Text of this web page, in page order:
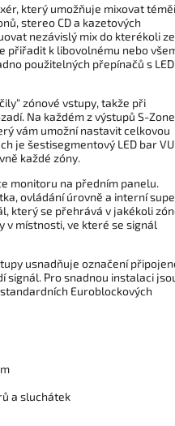
který umožňuje mixovat
stereo CD a kazetových
nezávislý mix do kterékoli ze
přiřadit k libovolnému nebo
použitelných přepínačů s LED
zónové vstupy, takže při
Na každém z výstupů S-Zone
vám umožní nastavit celkovou
je šestisegmentový LED bar VU
každé zóny.
monitoru na předním panelu.
ovládání úrovně a interní
který se přehrává v jakékoli
v místnosti, ve které se signál
usnadňuje označení
signál. Pro snadnou instalaci
Euroblockových
a sluchátek